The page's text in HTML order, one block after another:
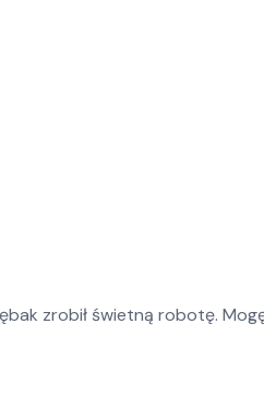
zrobił świetną robotę.